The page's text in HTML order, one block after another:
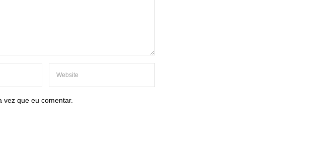
vez que eu comentar.